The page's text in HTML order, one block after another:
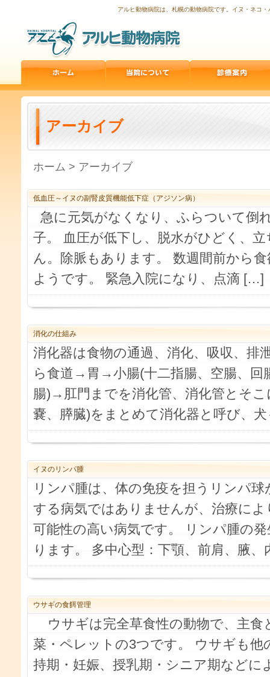
アルヒ動物病院は、札幌の動物病院です。イヌ・ネコ
アーカイブ
ホーム > アーカイブ
低血圧～イヌの副腎皮質機能低下症（アジソン病）
急に元気がなくなり、ふらついて倒
子。 血圧が低下し、脱水がひどく、
ん。除脈もあります。 数週間前から
ようです。 緊急入院になり、点滴 […]
消化の仕組み
消化器は食物の通過、消化、吸収、排
ら食道→胃→小腸(十二指腸、空腸、回
腸)→肛門までを消化管、消化管とそ
嚢、膵臓)をまとめて消化器と呼び、
イヌのリンパ腫
リンパ腫は、体の免疫を担うリンパ
する病気ではありませんが、治療に
可能性の高い病気です。 リンパ腫の
ります。 多中心型：下顎、前肩、腋
ウサギの食餌管理
ウサギは完全草食性の動物で、主食
菜・ペレットの3つです。 ウサギも他
持期・妊娠、授乳期・シニア期などに